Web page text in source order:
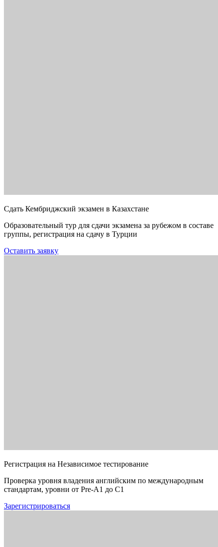
Сдать Кембриджский экзамен в Казахстане
Образовательный тур для сдачи экзамена за рубежом в составе
группы, регистрация на сдачу в Турции
Оставить заявку
Регистрация на Независимое тестирование
Проверка уровня владения английским по международным
стандартам, уровни от Pre-A1 до C1
Зарегистрироваться